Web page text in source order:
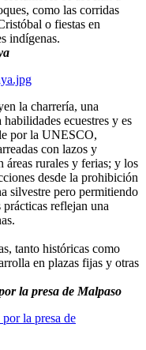
como las corridas
o fiestas en
indígenas.
la charrería, una
ecuestres y es
por la UNESCO,
con lazos y
áreas rurales y ferias; y los
desde la prohibición
silvestre pero permitiendo
reflejan una
tanto históricas como
en plazas fijas y otras
la presa de Malpaso